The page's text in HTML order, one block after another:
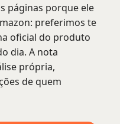
páginas porque ele
preferimos te
oficial do produto
dia. A nota
própria,
de quem